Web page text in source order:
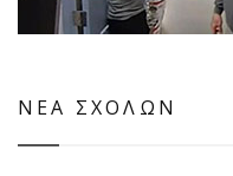
ΝΕΑ ΣΧΟΛΩΝ